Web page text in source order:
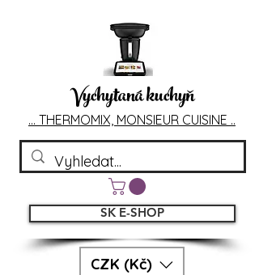
Vychytaná kuchyň
... THERMOMIX, MONSIEUR CUISINE ..
CZK (Kč)
SK E-SHOP